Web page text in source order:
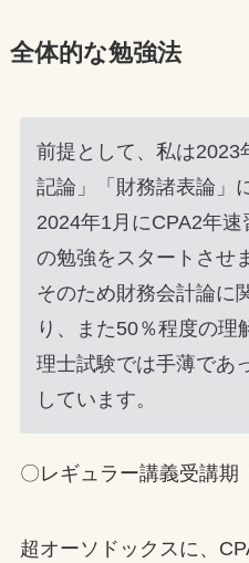
全体的な勉強法
前提として、私は2023
記論」「財務諸表論」
2024年1月にCPA2年
の勉強をスタートさせ
そのため財務会計論に
り、また50％程度の理
理士試験では手薄であ
しています。
〇レギュラー講義受講期
超オーソドックスに、